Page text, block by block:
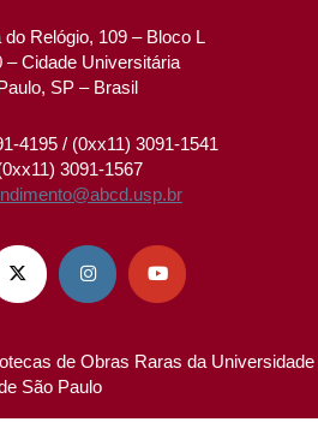
do Relógio, 109 – Bloco L
– Cidade Universitária
SP – Brasil
4195 / (0xx11) 3091-1541
3091-1567
  
de Obras Raras da Universidade
São Paulo